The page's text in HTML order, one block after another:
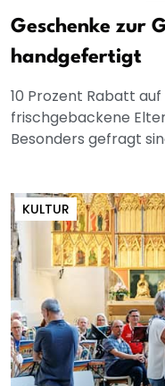
Geschenke zur
handgefertigt
10 Prozent Rabatt
frischgebackene
Besonders gefragt
KULTUR